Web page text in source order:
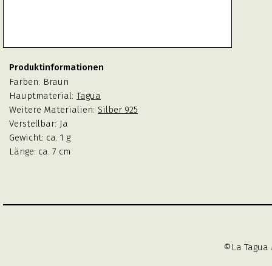
Produktinformationen
Farben: Braun
Hauptmaterial: Tagua
Weitere Materialien: Silber 925
Verstellbar: Ja
Gewicht: ca. 1 g
Länge: ca. 7 cm
©La Tagua